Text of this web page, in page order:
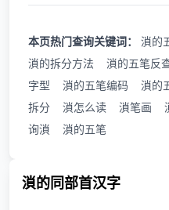
本页热门查询关键词： 溑的
溑的拆分方法
溑的五笔反
字型
溑的五笔编码 溑的
拆分
溑怎么读 溑笔画
询溑
溑的五笔
溑的同部首汉字